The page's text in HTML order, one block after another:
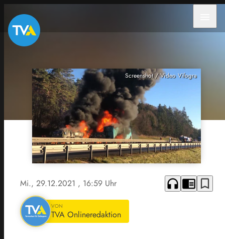
Screenshot / Video Vifogra
Mi., 29.12.2021 , 16:59 Uhr headphones chrome_reader_mode bookmark_border
VON
TVA Onlineredaktion